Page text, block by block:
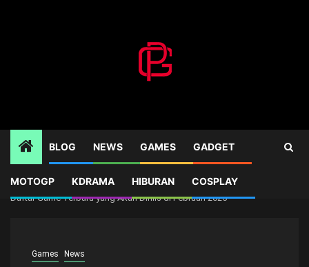
BLOG NEWS GAMES GADGET
MOTOGP KDRAMA HIBURAN COSPLAY
Home
Games
Daftar Game Terbaru yang Akan Dirilis di Februari 2025
Games News